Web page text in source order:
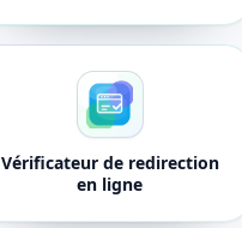
Vérificateur de redirection
en ligne